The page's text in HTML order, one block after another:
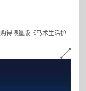
得限量版《马术生活护